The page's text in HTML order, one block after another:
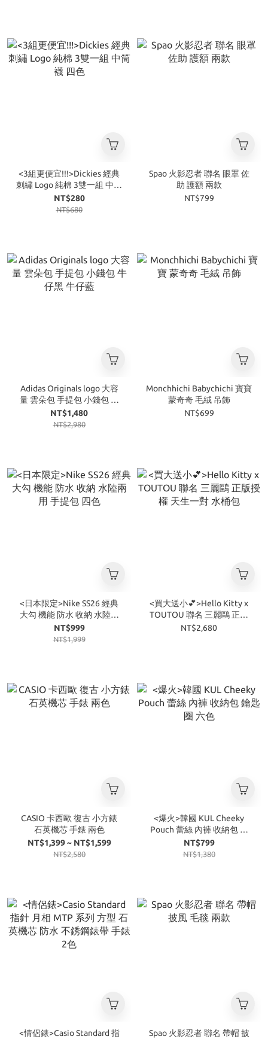
<3組更便宜!!!>Dickies 經典
刺繡 Logo 純棉 3雙一組 中筒
襪 四色
NT$280
NT$680
Spao 火影忍者 聯名 眼罩 佐
助 護額 兩款
NT$799
Adidas Originals logo 大容
量 雲朵包 手提包 小錢包 牛
仔黑 牛仔藍
NT$1,480
NT$2,980
Monchhichi Babychichi 寶寶
蒙奇奇 毛絨 吊飾
NT$699
<日本限定>Nike SS26 經典
大勾 機能 防水 收納 水陸兩
用 手提包 四色
NT$999
NT$1,999
<買大送小💕>Hello Kitty x
TOUTOU 聯名 三麗鷗 正版
授權 天生一對 水桶包
NT$2,680
CASIO 卡西歐 復古 小方錶
石英機芯 手錶 兩色
NT$1,399 ~ NT$1,599
NT$2,580
<爆火>韓國 KUL Cheeky
Pouch 蕾絲 內褲 收納包 鑰
匙圈 六色
NT$799
NT$1,380
<情侶錶>Casio Standard 指 Spao 火影忍者 聯名 帶帽 披